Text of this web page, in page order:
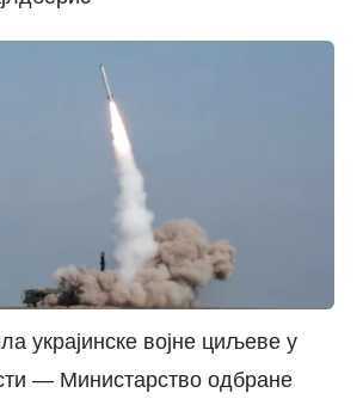
украјинске војне циљеве у
— Министарство одбране